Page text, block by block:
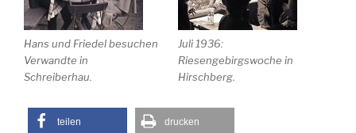
Hans und Friedel besuchen
Verwandte in
Schreiberhau.
Juli 1936:
Riesengebirgswoche in
Hirschberg.
teilen drucken